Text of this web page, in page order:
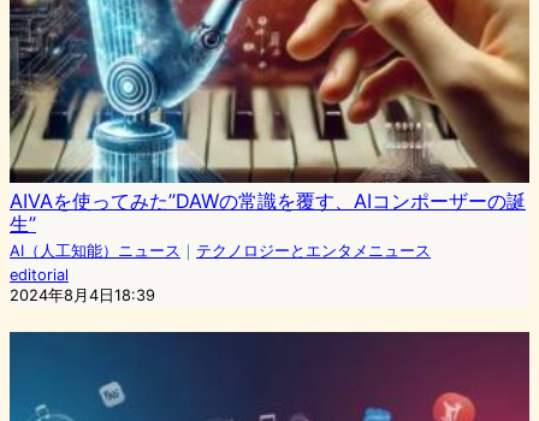
AIVAを使ってみた”DAWの常識を覆す、AIコンポーザーの誕
生”
AI（人工知能）ニュース ｜ テクノロジーとエンタメニュース
editorial
2024年8月4日18:39